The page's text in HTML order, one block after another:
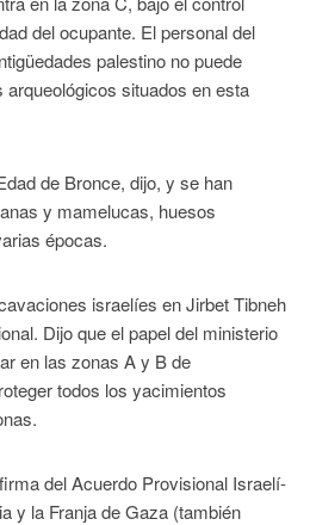
del ocupante. El personal del
palestino no puede
situados en esta
de Bronce, dijo, y se han
y mamelucas, huesos
épocas.
israelíes en Jirbet Tibneh
Dijo que el papel del ministerio
en las zonas A y B de
todos los yacimientos
del Acuerdo Provisional Israelí-
y la Franja de Gaza (también